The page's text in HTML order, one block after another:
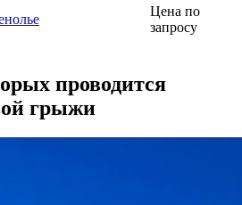
Цена по
запросу
проводится
грыжи